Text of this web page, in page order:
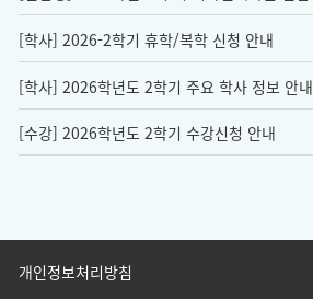
[학사] 2026-2학기 휴학/복학 신청 안내
[학사] 2026학년도 2학기 주요 학사 정보 안내
[수강] 2026학년도 2학기 수강신청 안내
개인정보처리방침